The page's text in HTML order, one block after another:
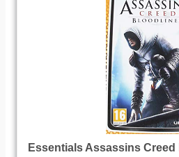
Essentials Assassins Creed II